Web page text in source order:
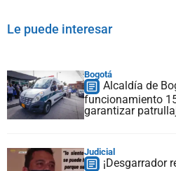
Le puede interesar
Bogotá
Alcaldía de
funcionamiento
garantizar
Judicial
¡Desgarrador